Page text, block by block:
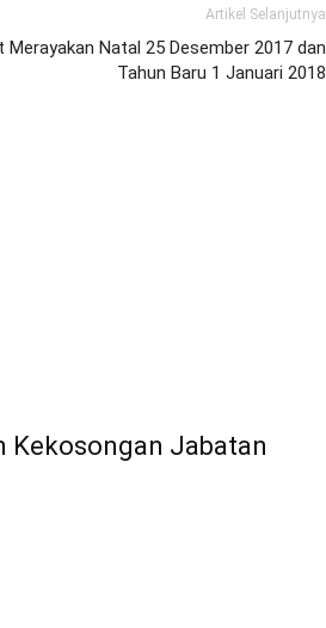
Artikel Selanjutnya
Merayakan Natal 25 Desember 2017 dan
Tahun Baru 1 Januari 2018
Kekosongan Jabatan